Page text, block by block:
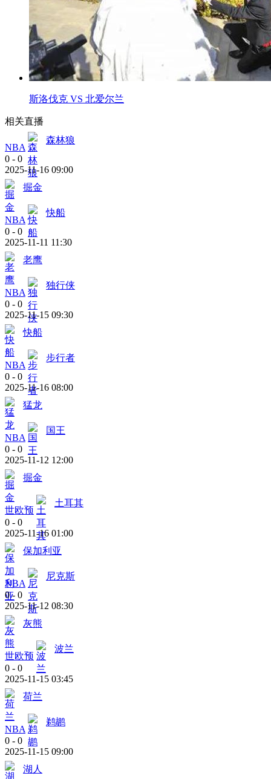
斯洛伐克 VS 北爱尔兰
相关直播
NBA
森林狼
0 - 0
2025-11-16 09:00
掘金
NBA
快船
0 - 0
2025-11-11 11:30
老鹰
NBA
独行侠
0 - 0
2025-11-15 09:30
快船
NBA
步行者
0 - 0
2025-11-16 08:00
猛龙
NBA
国王
0 - 0
2025-11-12 12:00
掘金
世欧预
土耳其
0 - 0
2025-11-16 01:00
保加利亚
NBA
尼克斯
0 - 0
2025-11-12 08:30
灰熊
世欧预
波兰
0 - 0
2025-11-15 03:45
荷兰
NBA
鹈鹕
0 - 0
2025-11-15 09:00
湖人